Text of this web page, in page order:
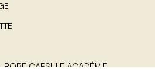
ROBE CAPSULE ACADÉMIE